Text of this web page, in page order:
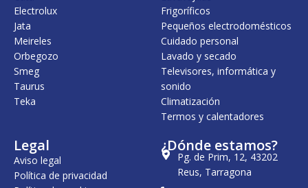
Electrolux
Jata
Meireles
Orbegozo
Smeg
Taurus
Teka
Frigoríficos
Pequeños electrodomésticos
Cuidado personal
Lavado y secado
Televisores, informática y
sonido
Climatización
Termos y calentadores
Legal
Aviso legal
Política de privacidad
¿Dónde estamos?
Pg. de Prim, 12, 43202
Reus, Tarragona